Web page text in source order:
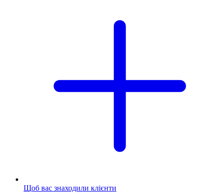
Щоб вас знаходили клієнти